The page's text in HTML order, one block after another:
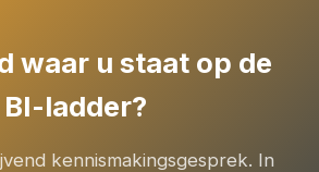
waar u staat op de
BI-ladder?
kennismakingsgesprek. In